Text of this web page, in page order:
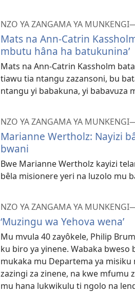
NZO YA ZANGAMA YA
Mats na Ann-Catrin
mbutu hâna ha batukunina’
Mats na Ann-Catrin Kassholm
tiawu tia ntangu zazansoni, bu
ntangu yi babakuna, yi babavuza
NZO YA ZANGAMA YA
Marianne Wertholz: Nayizi
bwani
Bwe Marianne Wertholz kayizi
bêla misionere yeri na luzolo mu
NZO YA ZANGAMA YA
‘Muzingu wa Yehova wena’
Mu mvula 40 zayôkele, Philip
ku biro ya yinene. Wabaka bweso
mukaka mu Departema ya
zazingi za zinene, na kwe mfumu
mu hana lukwikulu ti ngolo na